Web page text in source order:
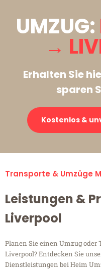
UMZUG:
→
Erhalten Sie
sparen
Kostenlos &
Transporte & Umzüge
Leistungen &
Liverpool
Planen Sie einen Umzug
Liverpool? Entdecken Sie
Dienstleistungen bei Heim